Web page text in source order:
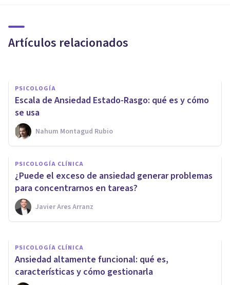
Artículos relacionados
dolores musculares?
PSICOLOGÍA
Escala de Ansiedad Estado-Rasgo: qué es y cómo
se usa
Nahum Montagud Rubio
PSICOLOGÍA CLÍNICA
¿Puede el exceso de ansiedad generar problemas
para concentrarnos en tareas?
Javier Ares Arranz
Ansiedad nocturna: causas y
10 claves para superarla
Juan Armando Corbin
PSICOLOGÍA CLÍNICA
Ansiedad altamente funcional: qué es,
características y cómo gestionarla